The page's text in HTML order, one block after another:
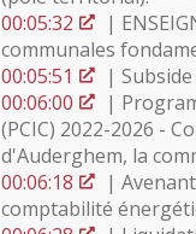
00:05:32
|
communales
00:05:51
|
00:06:00
|
(PCIC) 2022-2026 -
d'Auderghem, la
00:06:18
|
comptabilité